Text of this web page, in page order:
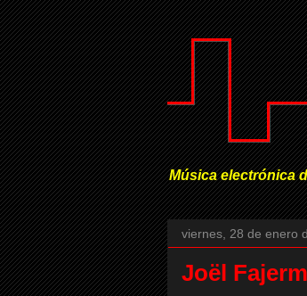
Música electrónica
viernes, 28 de enero
Joël